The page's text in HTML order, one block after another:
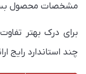
مشخصات محصول
برای درک بهتر
چند استاندارد رایج